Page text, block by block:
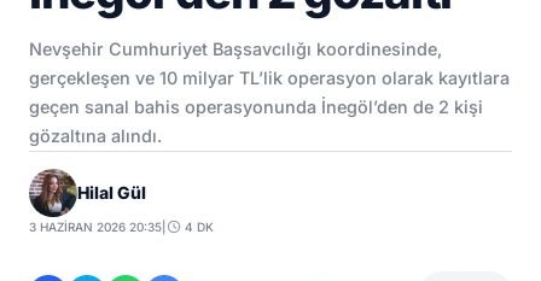
Nevşehir Cumhuriyet Başsavcılığı koordinesinde,
gerçekleşen ve 10 milyar TL’lik operasyon olarak kayıtlara
geçen sanal bahis operasyonunda İnegöl’den de 2 kişi
gözaltına alındı.
Hilal Gül
3 HAZIRAN 2026 20:35 4 DK